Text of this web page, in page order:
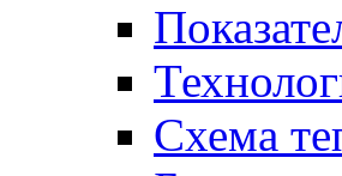
Схема